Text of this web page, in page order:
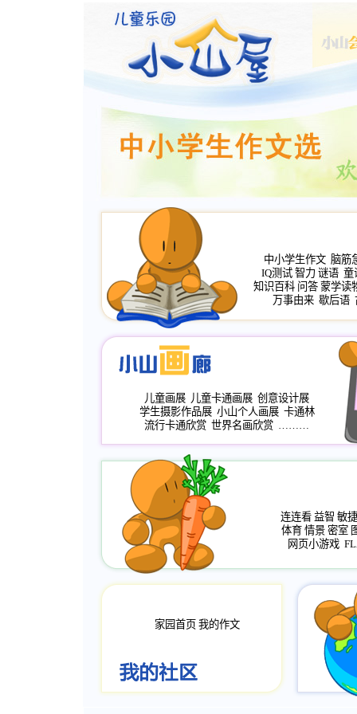
中小学生作文 脑筋
IQ测试 智力 谜语 童
知识百科 问答 蒙学读
万事由来 歇后语
儿童画展 儿童卡通画展 创意设计展
学生摄影作品展 小山个人画展 卡通林
流行卡通欣赏 世界名画欣赏 ………
连连看 益智 敏捷
体育 情景 密室
网页小游戏
家园首页 我的作文